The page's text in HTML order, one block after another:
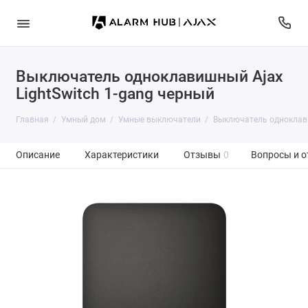
Выключатель одноклавишный Ajax
LightSwitch 1-gang черный
Главная Умный дом Умные выключатели Выключатель
Описание Характеристики Отзывы 0 Вопросы и